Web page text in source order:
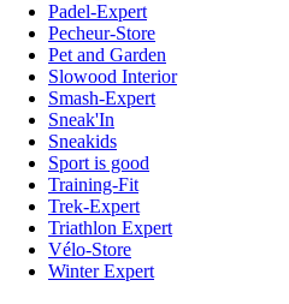
Padel-Expert
Pecheur-Store
Pet and Garden
Slowood Interior
Smash-Expert
Sneak'In
Sneakids
Sport is good
Training-Fit
Trek-Expert
Triathlon Expert
Vélo-Store
Winter Expert